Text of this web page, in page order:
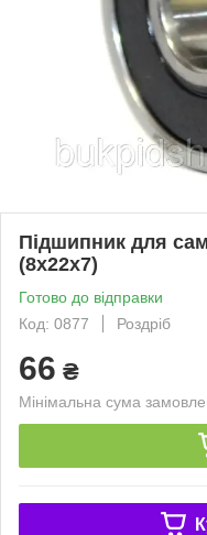
Підшипник для
(8x22x7)
Готово до відправки
Код: 0877
Роздріб
66 ₴
Мінімальна сума